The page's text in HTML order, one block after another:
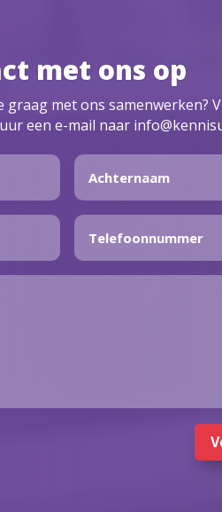
met ons op
graag met ons samenwerken?
een e-mail naar